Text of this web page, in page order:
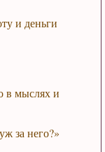
и деньги
в мыслях и
за него?»